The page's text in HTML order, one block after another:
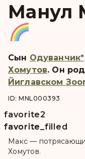
Манул
Сын Одуванчик*
Хомутов. Он
Йиглавском
ID: MNL000393
favorite
favorite
favorite_filled
2
Макс —
Хомутов.